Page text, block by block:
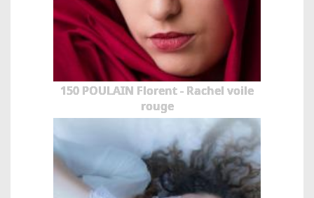
150 POULAIN Florent - Rachel voile
rouge